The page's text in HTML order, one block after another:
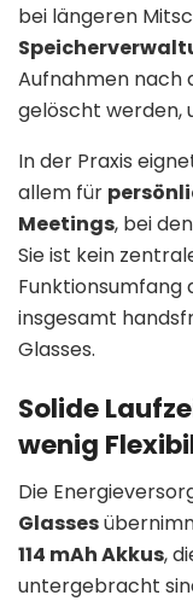
bei längeren
Aufnahmen nach
gelöscht werden,
In der Praxis
allem für
Meetings, bei
Sie ist kein
Funktionsumfang
insgesamt
Glasses.
Solide
wenig
Die
Glasses
114 mAh Akkus,
untergebracht